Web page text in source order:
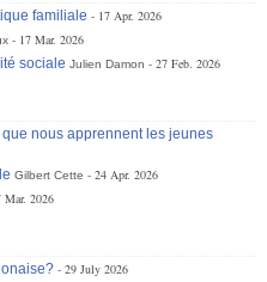
familiale
17 Apr. 2026
17 Mar. 2026
sociale Julien Damon 27 Feb. 2026
que nous apprennent les jeunes
Gilbert Cette
24 Apr. 2026
Mar. 2026
29 July 2026